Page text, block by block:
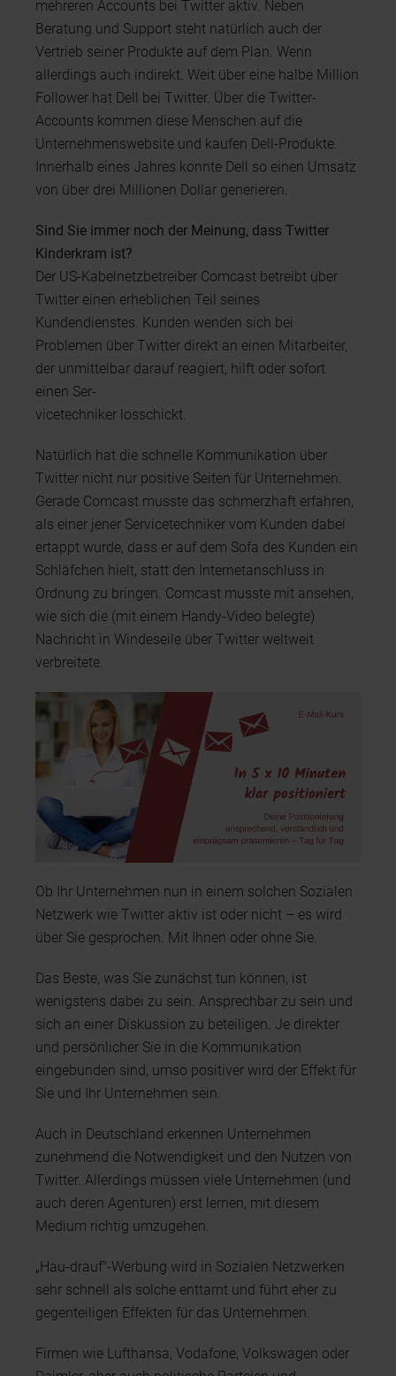
mehreren Accounts bei Twitter aktiv. Neben
Beratung und Support steht natürlich auch der
Vertrieb seiner Produkte auf dem Plan. Wenn
allerdings auch indirekt. Weit über eine halbe Million
Follower hat Dell bei Twitter. Über die Twitter-
Accounts kommen diese Menschen auf die
Unternehmenswebsite und kaufen Dell-Produkte.
Innerhalb eines Jahres konnte Dell so einen Umsatz
von über drei Millionen Dollar generieren.
Sind Sie immer noch der Meinung, dass Twitter
Kinderkram ist?
Der US-Kabelnetzbetreiber Comcast betreibt über
Twitter einen erheblichen Teil seines
Kundendienstes. Kunden wenden sich bei
Problemen über Twitter direkt an einen Mitarbeiter,
der unmittelbar darauf reagiert, hilft oder sofort
einen Ser-
vicetechniker losschickt.
Natürlich hat die schnelle Kommunikation über
Twitter nicht nur positive Seiten für Unternehmen.
Gerade Comcast musste das schmerzhaft erfahren,
als einer jener Servicetechniker vom Kunden dabei
ertappt wurde, dass er auf dem Sofa des Kunden ein
Schläfchen hielt, statt den Internetanschluss in
Ordnung zu bringen. Comcast musste mit ansehen,
wie sich die (mit einem Handy-Video belegte)
Nachricht in Windeseile über Twitter weltweit
verbreitete.
Ob Ihr Unternehmen nun in einem solchen Sozialen
Netzwerk wie Twitter aktiv ist oder nicht – es wird
über Sie gesprochen. Mit Ihnen oder ohne Sie.
Das Beste, was Sie zunächst tun können, ist
wenigstens dabei zu sein. Ansprechbar zu sein und
sich an einer Diskussion zu beteiligen. Je direkter
und persönlicher Sie in die Kommunikation
eingebunden sind, umso positiver wird der Effekt für
Sie und Ihr Unternehmen sein.
Auch in Deutschland erkennen Unternehmen
zunehmend die Notwendigkeit und den Nutzen von
Twitter. Allerdings müssen viele Unternehmen (und
auch deren Agenturen) erst lernen, mit diesem
Medium richtig umzugehen.
„Hau-drauf"-Werbung wird in Sozialen Netzwerken
sehr schnell als solche enttarnt und führt eher zu
gegenteiligen Effekten für das Unternehmen.
Firmen wie Lufthansa, Vodafone, Volkswagen oder